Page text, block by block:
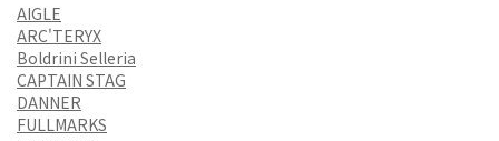
AIGLE
ARC'TERYX
Boldrini Selleria
CAPTAIN STAG
DANNER
FULLMARKS